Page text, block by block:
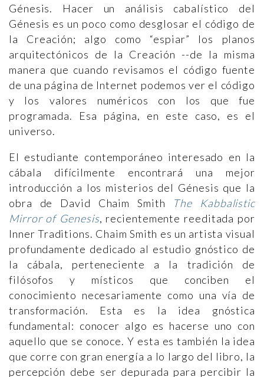
Génesis. Hacer un análisis cabalístico del
Génesis es un poco como desglosar el código de
la Creación; algo como “espiar” los planos
arquitectónicos de la Creación --de la misma
manera que cuando revisamos el código fuente
de una página de Internet podemos ver el código
y los valores numéricos con los que fue
programada. Esa página, en este caso, es el
universo.
El estudiante contemporáneo interesado en la
cábala difícilmente encontrará una mejor
introducción a los misterios del Génesis que la
obra de David Chaim Smith
The Kabbalistic
Mirror of Genesis, recientemente reeditada por
Inner Traditions. Chaim Smith es un artista visual
profundamente dedicado al estudio gnóstico de
la cábala, perteneciente a la tradición de
filósofos y místicos que conciben el
conocimiento necesariamente como una vía de
transformación. Esta es la idea gnóstica
fundamental: conocer algo es hacerse uno con
aquello que se conoce. Y esta es también la idea
que corre con gran energía a lo largo del libro, la
percepción debe ser depurada para percibir la